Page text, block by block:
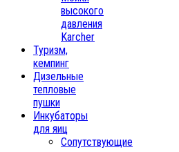
высокого
давления
Karcher
Туризм,
кемпинг
Дизельные
тепловые
пушки
Инкубаторы
для яиц
Сопутствующие